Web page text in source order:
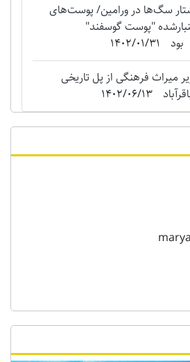
سگ‌ها در ورامین/ پوست‌های
"‌پوست گوسفند"
بود
1402/01/31
میراث فرهنگی از پل تاریخی
1402/06/13